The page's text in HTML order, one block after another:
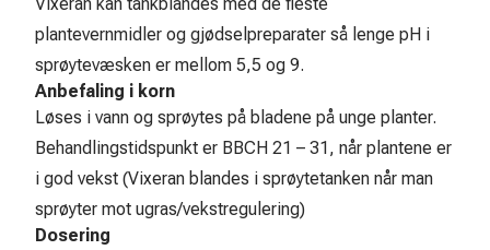
plantevernmidler og gjødselpreparater så lenge pH i
sprøytevæsken er mellom 5,5 og 9.
Anbefaling i korn
Løses i vann og sprøytes på bladene på unge planter.
Behandlingstidspunkt er BBCH 21 – 31, når plantene er
i god vekst (Vixeran blandes i sprøytetanken når man
sprøyter mot ugras/vekstregulering)
Dosering